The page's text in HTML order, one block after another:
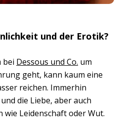
und der Erotik?
bei Dessous und Co. um
geht, kann kaum eine
reichen. Immerhin
die Liebe, aber auch
Leidenschaft oder Wut.